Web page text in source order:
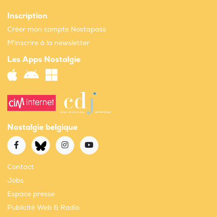
Inscription
Créer mon compte Nostapass
M'inscrire à la newsletter
Les Apps Nostalgie
Nostalgie belgique
Contact
Jobs
Espace presse
Publicité Web & Radio